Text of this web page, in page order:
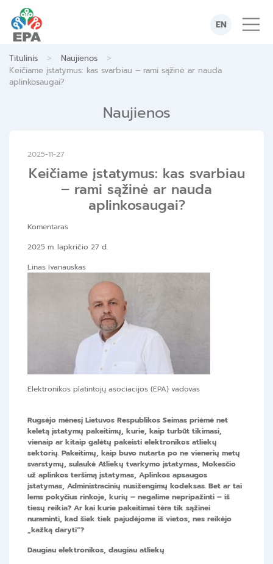
content
EN
Titulinis > Naujienos >
Keičiame įstatymus: kas svarbiau – rami sąžinė ar nauda
aplinkosaugai?
Naujienos
2025-11-27
Keičiame įstatymus: kas svarbiau
– rami sąžinė ar nauda
aplinkosaugai?
Komentaras
2025 m. lapkričio 27 d.
Linas Ivanauskas
Elektronikos platintojų asociacijos (EPA) vadovas
Rugsėjo mėnesį Lietuvos Respublikos Seimas priėmė net
keletą įstatymų pakeitimų, kurie, kaip turbūt tikimasi,
vienaip ar kitaip galėtų pakeisti elektronikos atliekų
sektorių. Pakeitimų, kaip buvo nutarta po ne vienerių metų
svarstymų, sulaukė Atliekų tvarkymo įstatymas, Mokesčio
už aplinkos teršimą įstatymas, Aplinkos apsaugos
įstatymas, Administracinių nusižengimų kodeksas. Bet ar tai
lems pokyčius rinkoje, kurių – negalime nepripažinti – iš
tiesų reikia? Ar kai kurie pakeitimai tėra tik sąžinei
nuraminti, kad šiek tiek pajudėjome iš vietos, nes reikėjo
„kažką daryti“?
Daugiau elektronikos, daugiau atliekų